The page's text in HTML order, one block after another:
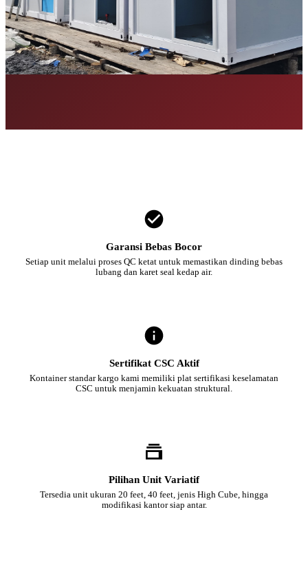
Garansi Bebas Bocor
Setiap unit melalui proses QC ketat untuk memastikan dinding bebas
lubang dan karet seal kedap air.
Sertifikat CSC Aktif
Kontainer standar kargo kami memiliki plat sertifikasi keselamatan
CSC untuk menjamin kekuatan struktural.
Pilihan Unit Variatif
Tersedia unit ukuran 20 feet, 40 feet, jenis High Cube, hingga
modifikasi kantor siap antar.